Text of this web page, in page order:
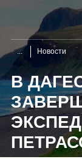
Новости
В